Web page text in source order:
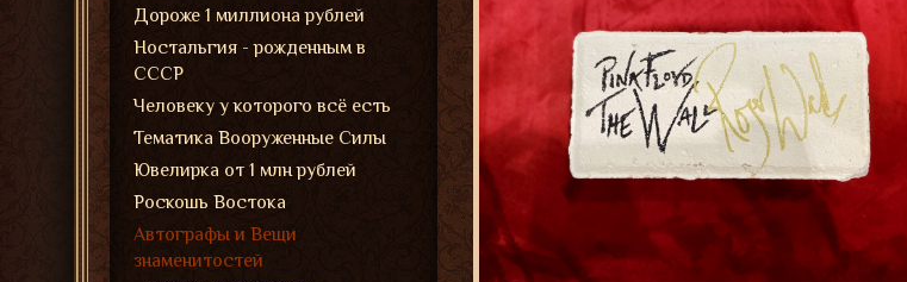
Дороже 1 миллиона рублей
Ностальгия - рожденным в
СССР
Человеку у которого всё есть
Тематика Вооруженные Силы
Ювелирка от 1 млн рублей
Роскошь Востока
Автографы и Вещи
знаменитостей